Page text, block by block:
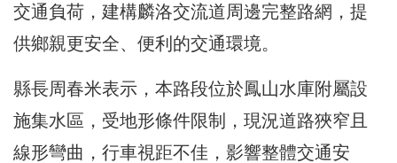
交通負荷，建構麟洛交流道周邊完整路網，提
供鄉親更安全、便利的交通環境。
縣長周春米表示，本路段位於鳳山水庫附屬設
施集水區，受地形條件限制，現況道路狹窄且
線形彎曲，行車視距不佳，影響整體交通安